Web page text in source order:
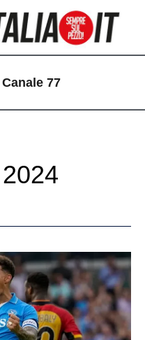
Canale 77